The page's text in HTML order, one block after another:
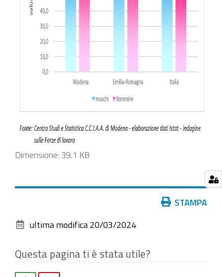
Clicca
dimensioni
Dimensione: 39.1 KB
documento
STAMPA
ultima modifica 20/03/2024
Questa pagina ti è stata utile?